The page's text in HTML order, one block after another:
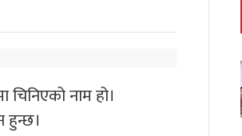
चिनिएको नाम हो।
हुन्छ।